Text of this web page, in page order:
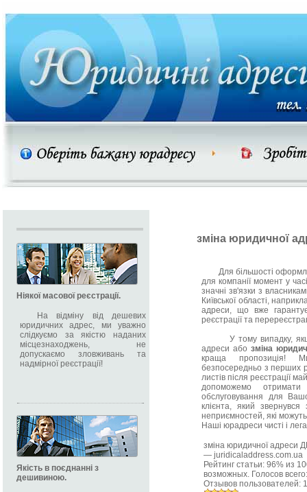
Ніякої масової реєстрації.
На відміну від дешевих
юридичних адрес, ми уважно
слідкуємо за якістю наданих
місцезнаходжень, не
допускаємо зловживань та
надмірної реєстрації!
Якість в поєднанні з
дешивиною.
зміна юридичної
Для більшості
для компанії момент у
значні зв'язки з
Київської області,
адреси, що вже гарантує
реєстрації та
У тому випадку, якщо
адреси абозміна
краща пропозиція!
безпосередньо з перших
листів після реєстрації
допоможемо отримати
обслуговування для
клієнта, який
неприємностей, які
Наші юрадреси чисті і
зміна юридичної адреси
—juridicaladdress.com.ua
Рейтинг статьи:96% из
возможных. Голосов
Отзывов пользователей: